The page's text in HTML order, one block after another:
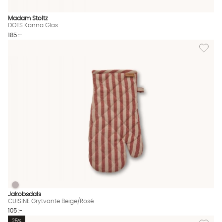
Madam Stoltz
DOTS Kanna Glas
185 :-
Lägg
CUISINE Grytvante Beige/Rosé Finns även i dessa färger:
CUISINE Grytvante Beige/Rosé
Jakobsdals
CUISINE Grytvante Beige/Rosé
105 :-
Lägg